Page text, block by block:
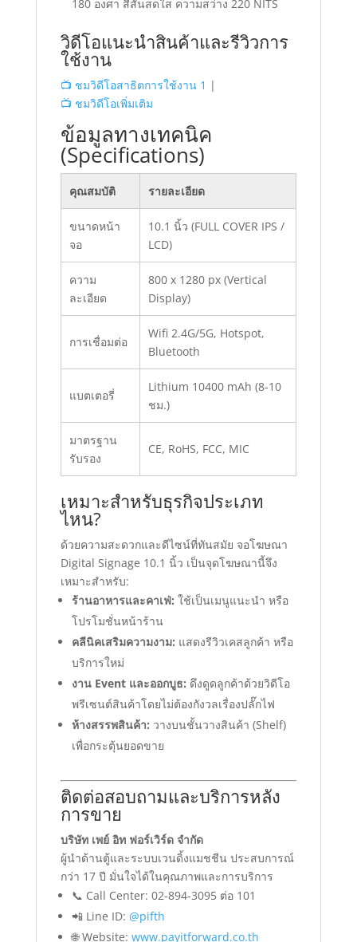
180 องศา สีสันสดใส ความสว่าง 220 NITS
วิดีโอแนะนำสินค้าและรีวิวการ
ใช้งาน
📺 ชมวิดีโอสาธิตการใช้งาน 1 |
📺 ชมวิดีโอเพิ่มเติม
ข้อมูลทางเทคนิค
(Specifications)
คุณสมบัติ รายละเอียด
ขนาดหน้า
จอ
10.1 นิ้ว (FULL COVER IPS /
LCD)
ความ
ละเอียด
800 x 1280 px (Vertical
Display)
การเชื่อมต่อ
Wifi 2.4G/5G, Hotspot,
Bluetooth
แบตเตอรี่
Lithium 10400 mAh (8-10
ชม.)
มาตรฐาน
รับรอง
CE, RoHS, FCC, MIC
เหมาะสำหรับธุรกิจประเภท
ไหน?
ด้วยความสะดวกและดีไซน์ที่ทันสมัย จอโฆษณา
Digital Signage 10.1 นิ้ว เป็นจุดโฆษณานี้จึง
เหมาะสำหรับ:
ร้านอาหารและคาเฟ่: ใช้เป็นเมนูแนะนำ หรือ
โปรโมชั่นหน้าร้าน
คลีนิคเสริมความงาม: แสดงรีวิวเคสลูกค้า หรือ
บริการใหม่
งาน Event และออกบูธ: ดึงดูดลูกค้าด้วยวิดีโอ
พรีเซนต์สินค้าโดยไม่ต้องกังวลเรื่องปลั๊กไฟ
ห้างสรรพสินค้า: วางบนชั้นวางสินค้า (Shelf)
เพื่อกระตุ้นยอดขาย
ติดต่อสอบถามและบริการหลัง
การขาย
บริษัท เพย์ อิท ฟอร์เวิร์ด จำกัด
ผู้นำด้านตู้และระบบเวนดิ้งแมชชีน ประสบการณ์
กว่า 17 ปี มั่นใจได้ในคุณภาพและการบริการ
📞 Call Center: 02-894-3095 ต่อ 101
📲 Line ID: @pifth
🌐 Website: www.payitforward.co.th